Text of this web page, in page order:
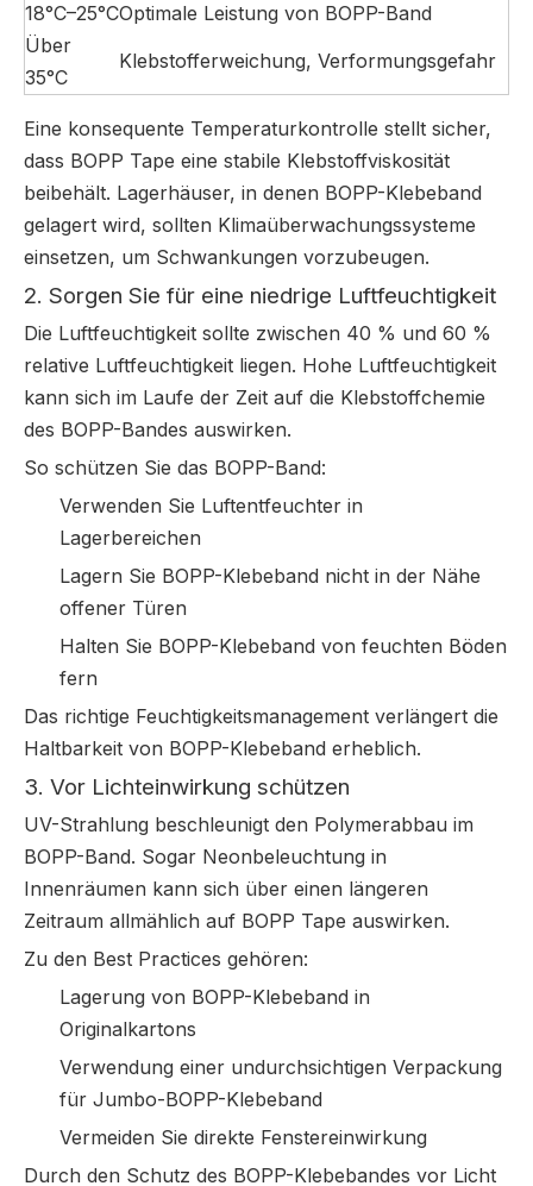
18°C–25°COptimale Leistung von BOPP-Band
Über
35°C
Klebstofferweichung, Verformungsgefahr
Eine konsequente Temperaturkontrolle stellt sicher,
dass BOPP Tape eine stabile Klebstoffviskosität
beibehält. Lagerhäuser, in denen BOPP-Klebeband
gelagert wird, sollten Klimaüberwachungssysteme
einsetzen, um Schwankungen vorzubeugen.
2. Sorgen Sie für eine niedrige Luftfeuchtigkeit
Die Luftfeuchtigkeit sollte zwischen 40 % und 60 %
relative Luftfeuchtigkeit liegen. Hohe Luftfeuchtigkeit
kann sich im Laufe der Zeit auf die Klebstoffchemie
des BOPP-Bandes auswirken.
So schützen Sie das BOPP-Band:
Verwenden Sie Luftentfeuchter in
Lagerbereichen
Lagern Sie BOPP-Klebeband nicht in der Nähe
offener Türen
Halten Sie BOPP-Klebeband von feuchten Böden
fern
Das richtige Feuchtigkeitsmanagement verlängert die
Haltbarkeit von BOPP-Klebeband erheblich.
3. Vor Lichteinwirkung schützen
UV-Strahlung beschleunigt den Polymerabbau im
BOPP-Band. Sogar Neonbeleuchtung in
Innenräumen kann sich über einen längeren
Zeitraum allmählich auf BOPP Tape auswirken.
Zu den Best Practices gehören:
Lagerung von BOPP-Klebeband in
Originalkartons
Verwendung einer undurchsichtigen Verpackung
für Jumbo-BOPP-Klebeband
Vermeiden Sie direkte Fenstereinwirkung
Durch den Schutz des BOPP-Klebebandes vor Licht